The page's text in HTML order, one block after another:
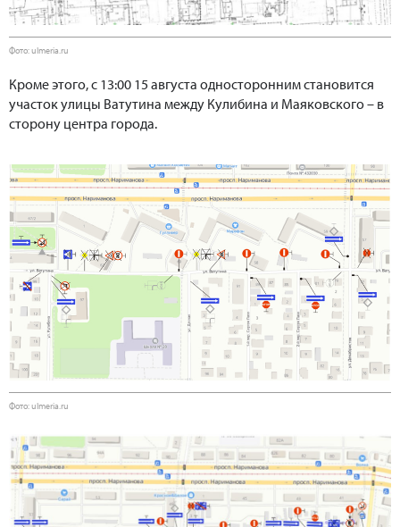
Фото: ulmeria.ru
Кроме этого, с 13:00 15 августа односторонним становится
участок улицы Ватутина между Кулибина и Маяковского – в
сторону центра города.
Фото: ulmeria.ru